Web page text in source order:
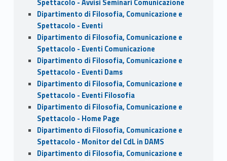
Spettacolo - Avvisi Seminari Comunicazione
Dipartimento di Filosofia, Comunicazione e
Spettacolo - Eventi
Dipartimento di Filosofia, Comunicazione e
Spettacolo - Eventi Comunicazione
Dipartimento di Filosofia, Comunicazione e
Spettacolo - Eventi Dams
Dipartimento di Filosofia, Comunicazione e
Spettacolo - Eventi Filosofia
Dipartimento di Filosofia, Comunicazione e
Spettacolo - Home Page
Dipartimento di Filosofia, Comunicazione e
Spettacolo - Monitor del CdL in DAMS
Dipartimento di Filosofia, Comunicazione e